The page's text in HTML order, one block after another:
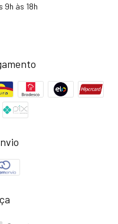
9h às 18h